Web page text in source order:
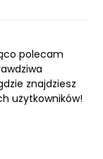
polecam
znajdziesz
użytkowników!